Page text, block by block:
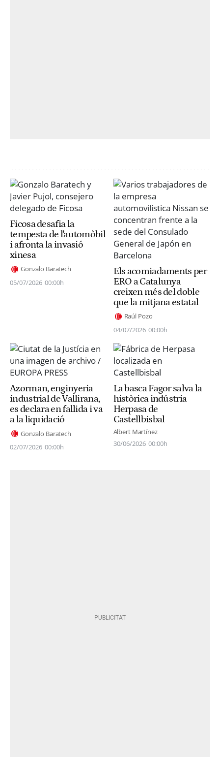
Ficosa desafia la
tempesta de l'automòbil
i afronta la invasió
xinesa
Gonzalo Baratech
05/07/2026 00:00h
Els acomiadaments per
ERO a Catalunya
creixen més del doble
que la mitjana estatal
Raúl Pozo
04/07/2026 00:00h
Azorman, enginyeria
industrial de Vallirana,
es declara en fallida i va
a la liquidació
Gonzalo Baratech
02/07/2026 00:00h
La basca Fagor salva la
històrica indústria
Herpasa de
Castellbisbal
Albert Martínez
30/06/2026 00:00h